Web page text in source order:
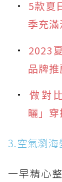
5款夏
季充
2023
品牌推
做對
曬」
3.空氣瀏
一早精心